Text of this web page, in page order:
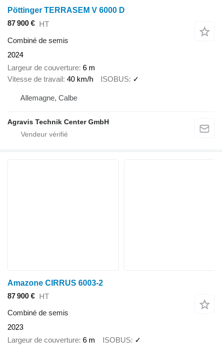
Pöttinger TERRASEM V 6000 D
87 900 € HT
Combiné de semis
2024
Largeur de couverture 6 m
Vitesse de travail 40 km/h ISOBUS ✓
Allemagne, Calbe
Agravis Technik Center GmbH
Amazone CIRRUS 6003-2
87 900 € HT
Combiné de semis
2023
Largeur de couverture 6 m ISOBUS ✓